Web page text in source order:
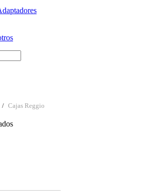
Cajas Reggio